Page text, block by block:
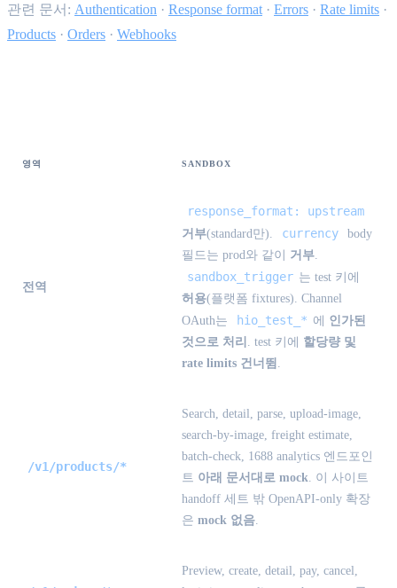
관련 문서: Authentication · Response format · Errors · Rate limits ·
Products · Orders · Webhooks
영역 SANDBOX
전역
response_format: upstream
거부(standard만). currency
body
필드는 prod와 같이 거부
sandbox_trigger 는 test 키에
허용(플랫폼 fixtures). Channel
OAuth는
hio_test_* 에 인가된
것으로 처리
. test 키에 할당량 및
rate limits 건너뜀
/v1/products/*
Search, detail, parse, upload-image,
search-by-image, freight estimate,
batch-check, 1688 analytics 엔드포인
트 아래 문서대로 mock . 이 사이트
handoff 세트 밖 OpenAPI-only 확장
은 mock 없음
Preview, create, detail, pay, cancel,